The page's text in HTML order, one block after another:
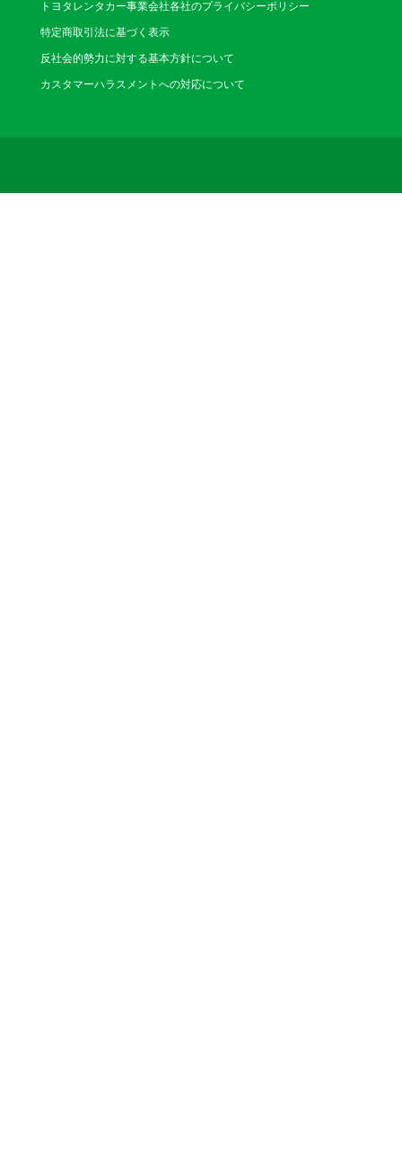
トヨタレンタカー事業会社各社のプライバシーポリシー
特定商取引法に基づく表示
反社会的勢力に対する基本方針について
カスタマーハラスメントへの対応について